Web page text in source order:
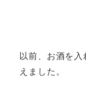
以前、お酒を
えました。